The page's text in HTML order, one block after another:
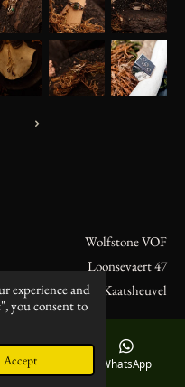
experience and
you consent to
Accept
Wolfstone VOF
Loonsevaert 47
5171LL Kaatsheuvel
BTW/VAT: NL862093971B01
Instagram WhatsApp